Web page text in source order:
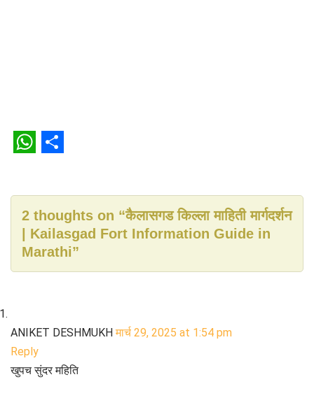
a
s
A
p
a
r
e
2 thoughts on “कैलासगड किल्ला माहिती मार्गदर्शन
| Kailasgad Fort Information Guide in
Marathi”
ANIKET DESHMUKH मार्च 29, 2025 at 1:54 pm
Reply
खुपच सुंदर महिति